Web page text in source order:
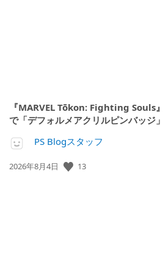
『MARVEL Tōkon: Fighting Souls
で「デフォルメアクリルピンバッジ
PS Blogスタッフ
公
2026年8月4日 13